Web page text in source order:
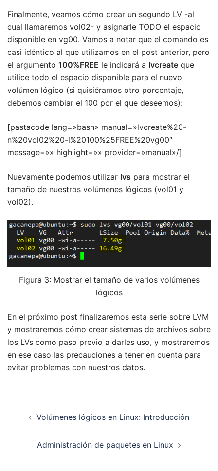
Finalmente, veamos cómo crear un segundo LV -al
cual llamaremos vol02- y asignarle TODO el espacio
disponible en vg00. Vamos a notar que el comando es
casi idéntico al que utilizamos en el post anterior, pero
el argumento 100%FREE le indicará a lvcreate que
utilice todo el espacio disponible para el nuevo
volúmen lógico (si quisiéramos otro porcentaje,
debemos cambiar el 100 por el que deseemos):
[pastacode lang=»bash» manual=»lvcreate%20-
n%20vol02%20-l%20100%25FREE%20vg00″
message=»» highlight=»» provider=»manual»/]
Nuevamente podemos utilizar lvs para mostrar el
tamaño de nuestros volúmenes lógicos (vol01 y
vol02).
Figura 3: Mostrar el tamaño de varios volúmenes
lógicos
En el próximo post finalizaremos esta serie sobre LVM
y mostraremos cómo crear sistemas de archivos sobre
los LVs como paso previo a darles uso, y mostraremos
en ese caso las precauciones a tener en cuenta para
evitar problemas con nuestros datos.
Volúmenes lógicos en Linux: Introducción
Administración de paquetes en Linux